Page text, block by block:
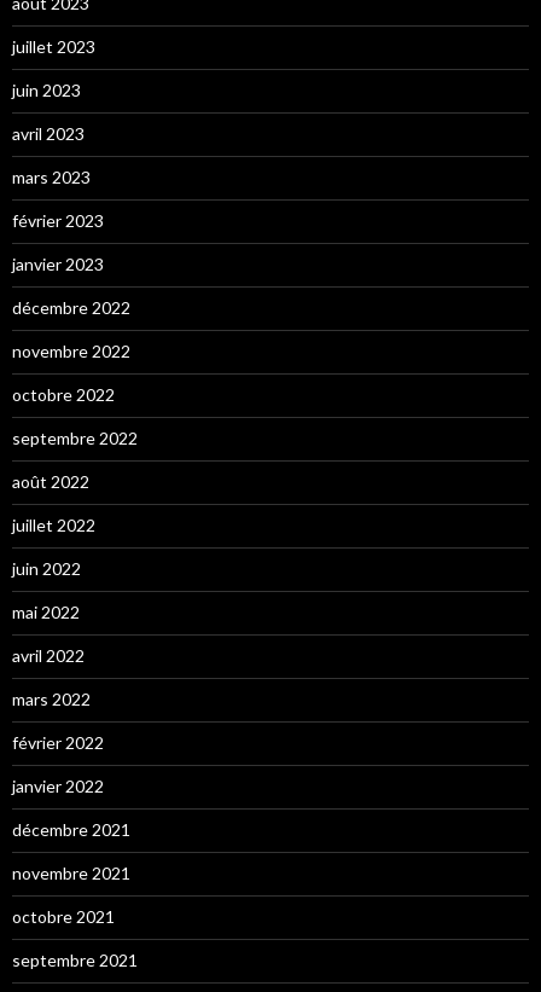
juillet 2023
juin 2023
avril 2023
mars 2023
février 2023
janvier 2023
décembre 2022
novembre 2022
octobre 2022
septembre 2022
août 2022
juillet 2022
juin 2022
mai 2022
avril 2022
mars 2022
février 2022
janvier 2022
décembre 2021
novembre 2021
octobre 2021
septembre 2021